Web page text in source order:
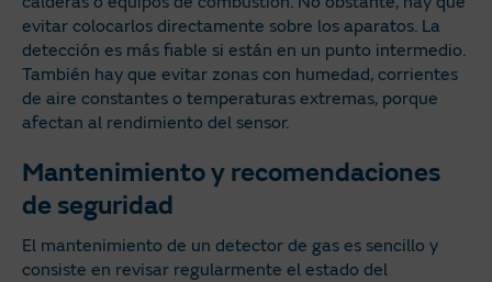
evitar colocarlos directamente sobre los aparatos. La
detección es más fiable si están en un punto intermedio.
También hay que evitar zonas con humedad, corrientes
de aire constantes o temperaturas extremas, porque
afectan al rendimiento del sensor.
Mantenimiento y recomendaciones
de seguridad
El mantenimiento de un detector de gas es sencillo y
consiste en revisar regularmente el estado del